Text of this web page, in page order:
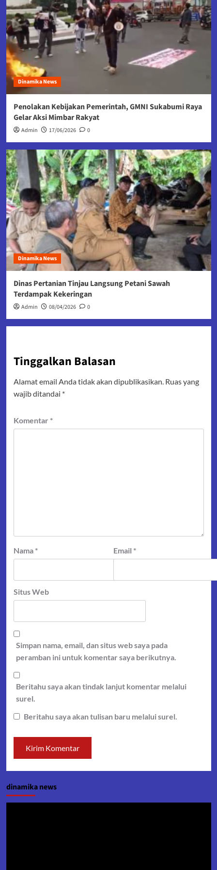
Dinamika News
Penolakan Kebijakan Pemerintah, GMNI Sukabumi Raya
Gelar Aksi Mimbar Rakyat
Admin 17/06/2026 0
Dinamika News
Dinas Pertanian Tinjau Langsung Petani Sawah
Terdampak Kekeringan
Admin 08/04/2026 0
Tinggalkan Balasan
Alamat email Anda tidak akan dipublikasikan. Ruas yang
wajib ditandai *
Komentar *
Nama * Email *
Situs Web
Simpan nama, email, dan situs web saya pada
peramban ini untuk komentar saya berikutnya.
Beritahu saya akan tindak lanjut komentar melalui
surel.
Beritahu saya akan tulisan baru melalui surel.
dinamika news